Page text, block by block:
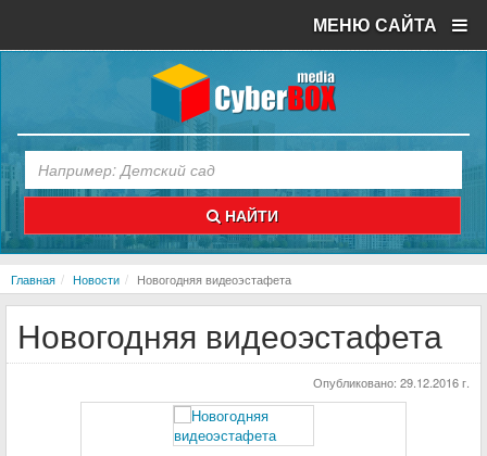
МЕНЮ САЙТА
НАЙТИ
Главная Новости Новогодняя видеоэстафета
Новогодняя видеоэстафета
Опубликовано: 29.12.2016 г.